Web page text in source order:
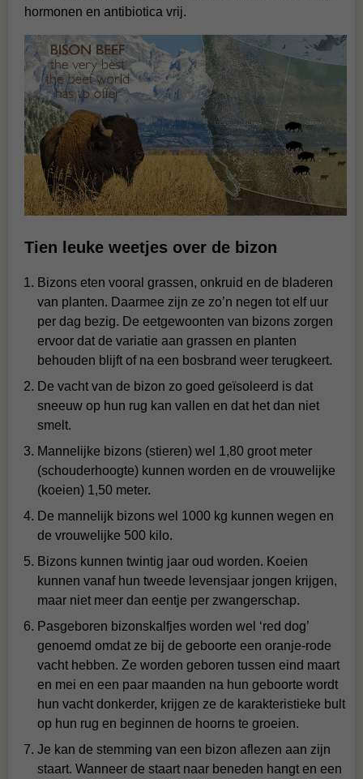
hormonen en antibiotica vrij.
Tien leuke weetjes over de bizon
Bizons eten vooral grassen, onkruid en de bladeren
van planten. Daarmee zijn ze zo’n negen tot elf uur
per dag bezig. De eetgewoonten van bizons zorgen
ervoor dat de variatie aan grassen en planten
behouden blijft of na een bosbrand weer terugkeert.
De vacht van de bizon zo goed geïsoleerd is dat
sneeuw op hun rug kan vallen en dat het dan niet
smelt.
Mannelijke bizons (stieren) wel 1,80 groot meter
(schouderhoogte) kunnen worden en de vrouwelijke
(koeien) 1,50 meter.
De mannelijk bizons wel 1000 kg kunnen wegen en
de vrouwelijke 500 kilo.
Bizons kunnen twintig jaar oud worden. Koeien
kunnen vanaf hun tweede levensjaar jongen krijgen,
maar niet meer dan eentje per zwangerschap.
Pasgeboren bizonskalfjes worden wel ‘red dog’
genoemd omdat ze bij de geboorte een oranje-rode
vacht hebben. Ze worden geboren tussen eind maart
en mei en een paar maanden na hun geboorte wordt
hun vacht donkerder, krijgen ze de karakteristieke bult
op hun rug en beginnen de hoorns te groeien.
Je kan de stemming van een bizon aflezen aan zijn
staart. Wanneer de staart naar beneden hangt en een